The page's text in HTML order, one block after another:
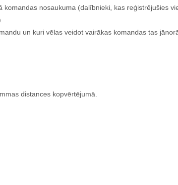
nosaukuma (dalībnieki, kas reģistrējušies
un kuri vēlas veidot vairākas komandas tas
distances kopvērtējumā.